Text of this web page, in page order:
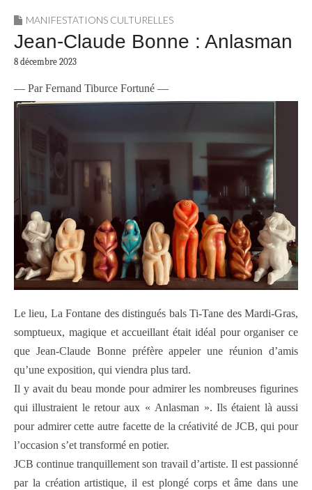
MANIFESTATIONS CULTURELLES
Jean-Claude Bonne : Anlasman
8 décembre 2023
— Par Fernand Tiburce Fortuné —
Le lieu, La Fontane des distingués bals Ti-Tane des Mardi-Gras,
somptueux, magique et accueillant était idéal pour organiser ce
que Jean-Claude Bonne préfère appeler une réunion d’amis
qu’une exposition, qui viendra plus tard.
Il y avait du beau monde pour admirer les nombreuses figurines
qui illustraient le retour aux « Anlasman ». Ils étaient là aussi
pour admirer cette autre facette de la créativité de JCB, qui pour
l’occasion s’et transformé en potier.
JCB continue tranquillement son travail d’artiste. Il est passionné
par la création artistique, il est plongé corps et âme dans une